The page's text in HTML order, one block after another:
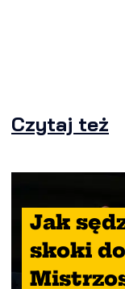
Czytaj też
Jak
skoki